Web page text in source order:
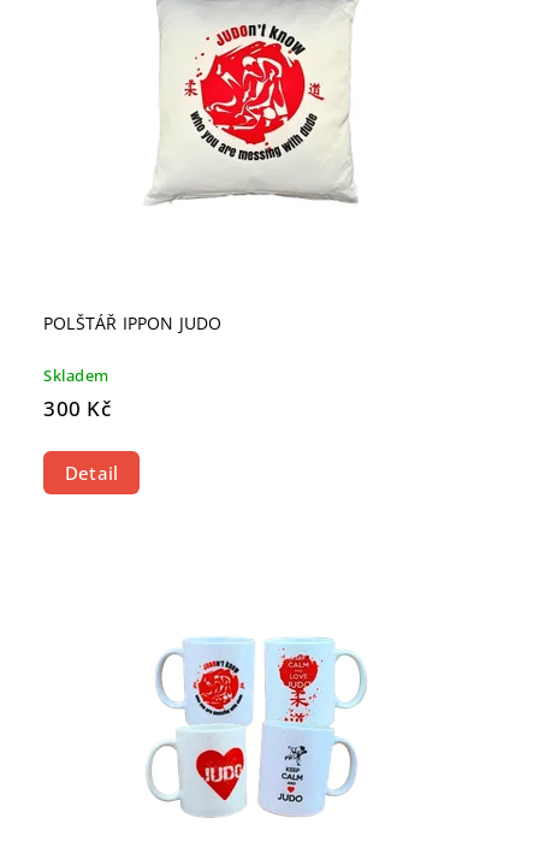
Abecedně
POLŠTÁŘ IPPON JUDO
Skladem
300 Kč
Detail